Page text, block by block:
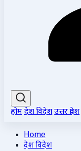
होमदेश विदेशउत्तर प्रदेश
Home
देश विदेश